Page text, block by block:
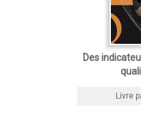
Des
Livre